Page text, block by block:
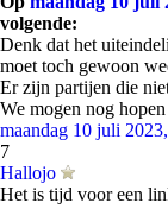
volgende:
Denk dat het
moet toch gewoon
Er zijn partijen die
We mogen nog
maandag 10 juli
7
Hallojo
Het is tijd voor een